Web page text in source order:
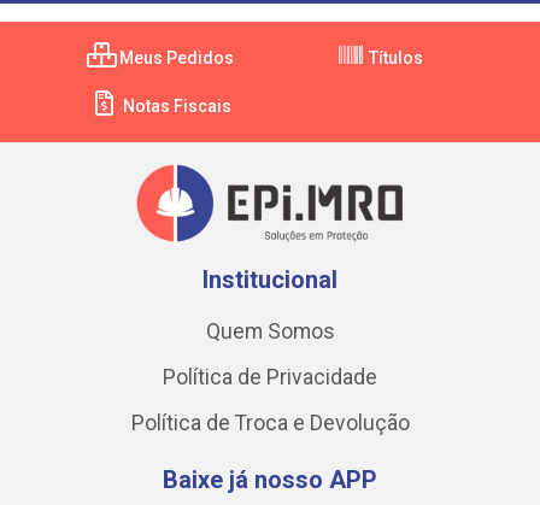
Meus Pedidos Títulos
Notas Fiscais
Institucional
Quem Somos
Política de Privacidade
Política de Troca e Devolução
Baixe já nosso APP